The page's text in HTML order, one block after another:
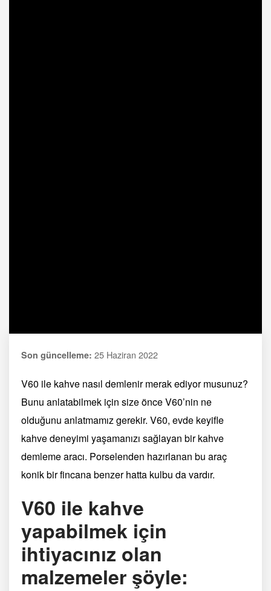
Son güncelleme: 25 Haziran 2022
V60 ile kahve nasıl demlenir merak ediyor musunuz?
Bunu anlatabilmek için size önce V60’nin ne
olduğunu anlatmamız gerekir. V60, evde keyifle
kahve deneyimi yaşamanızı sağlayan bir kahve
demleme aracı. Porselenden hazırlanan bu araç
konik bir fincana benzer hatta kulbu da vardır.
V60 ile kahve
yapabilmek için
ihtiyacınız olan
malzemeler şöyle: